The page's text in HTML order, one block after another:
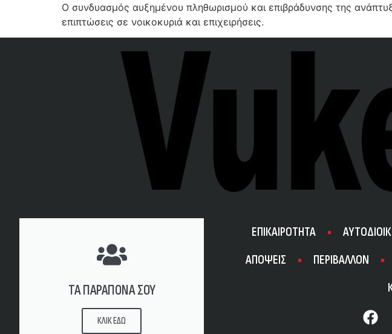
Ο συνδυασμός αυξημένου πληθωρισμού και επιβράδυνσης της
επιπτώσεις σε νοικοκυριά και επιχειρήσεις.
ΤΑ ΠΑΡΑΠΟΝΑ ΣΟΥ
ΚΛΙΚ ΕΔΩ
ΕΠΙΚΑΙΡΟΤΗΤΑ
ΑΠΟΨΕΙΣ
ΠΕΡΙΒΑΛΛΟΝ